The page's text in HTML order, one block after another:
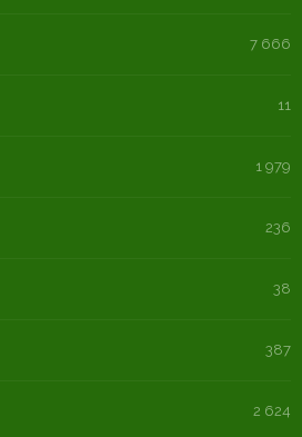
7 666
11
1 979
236
38
387
2 624